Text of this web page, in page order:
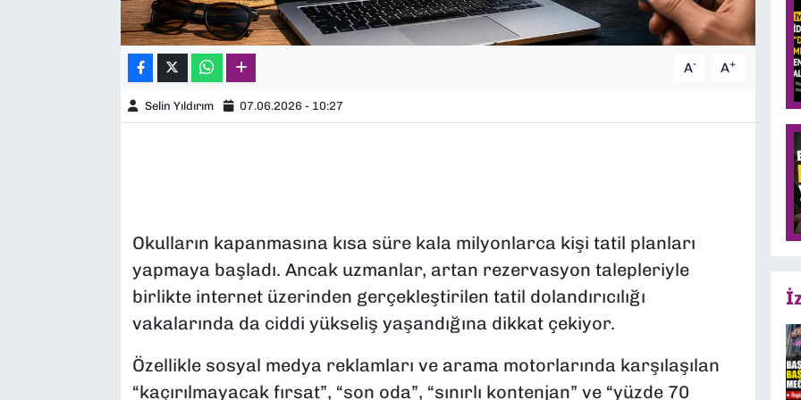
A- A+
Selin Yıldırım 07.06.2026 - 10:27
Okulların kapanmasına kısa süre kala milyonlarca kişi tatil planları
yapmaya başladı. Ancak uzmanlar, artan rezervasyon talepleriyle
birlikte internet üzerinden gerçekleştirilen tatil dolandırıcılığı
vakalarında da ciddi yükseliş yaşandığına dikkat çekiyor.
Özellikle sosyal medya reklamları ve arama motorlarında karşılaşılan
“kaçırılmayacak fırsat”, “son oda”, “sınırlı kontenjan” ve “yüzde 70